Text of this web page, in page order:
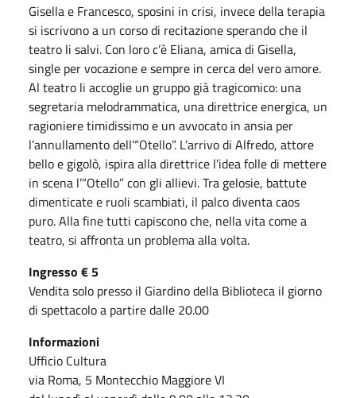
Gisella e Francesco, sposini in crisi, invece della terapia
si iscrivono a un corso di recitazione sperando che il
teatro li salvi. Con loro c’è Eliana, amica di Gisella,
single per vocazione e sempre in cerca del vero amore.
Al teatro li accoglie un gruppo già tragicomico: una
segretaria melodrammatica, una direttrice energica, un
ragioniere timidissimo e un avvocato in ansia per
l’annullamento dell’“Otello”. L’arrivo di Alfredo, attore
bello e gigolò, ispira alla direttrice l’idea folle di mettere
in scena l’“Otello” con gli allievi. Tra gelosie, battute
dimenticate e ruoli scambiati, il palco diventa caos
puro. Alla fine tutti capiscono che, nella vita come a
teatro, si affronta un problema alla volta.
Ingresso € 5
Vendita solo presso il Giardino della Biblioteca il giorno
di spettacolo a partire dalle 20.00
Informazioni
Ufficio Cultura
via Roma, 5 Montecchio Maggiore VI